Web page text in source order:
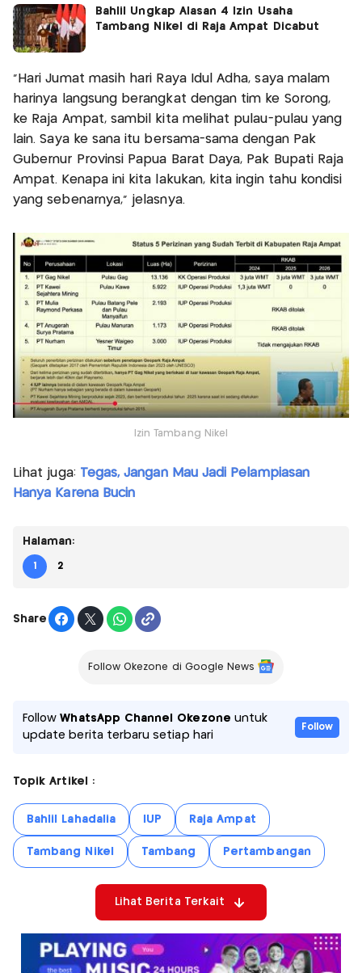
Bahlil Ungkap Alasan 4 Izin Usaha
Tambang Nikel di Raja Ampat Dicabut
"Hari Jumat masih hari Raya Idul Adha, saya malam
harinya langsung berangkat dengan tim ke Sorong,
ke Raja Ampat, sambil kita melihat pulau-pulau yang
lain. Saya ke sana itu bersama-sama dengan Pak
Gubernur Provinsi Papua Barat Daya, Pak Bupati Raja
Ampat. Kenapa ini kita lakukan, kita ingin tahu kondisi
yang sebenarnya," jelasnya.
Izin Tambang Nikel
Lihat juga: Tegas, Jangan Mau Jadi Pelampiasan
Hanya Karena Bucin
Halaman:
1 2
Share
Follow Okezone di Google News
FollowWhatsApp Channel Okezone untuk
update berita terbaru setiap hari
Follow
Topik Artikel :
Bahlil Lahadalia IUP Raja Ampat
Tambang Nikel Tambang Pertambangan
Lihat Berita Terkait